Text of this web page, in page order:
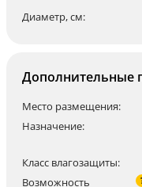
Диаметр, см:
Дополнительные
Место размещения:
Назначение:
Класс влагозащиты:
Возможность